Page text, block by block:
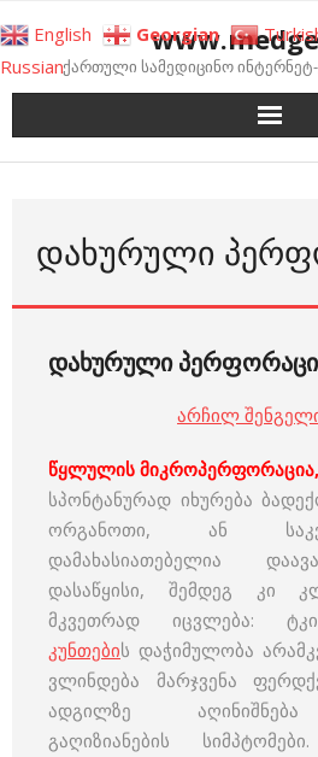
to
contentქართული სამედიცინო
ᲓᲐᲮᲣᲠᲣᲚᲘ
დახურული
არჩილ
წყლულის მიკროპერფორაცია,
სპონტანურად იხურება
ორგანოთი, ან
დამახასიათებელია
დასაწყისი, შემდეგ კი
მკვეთრად იცვლება:
კუნთების დაჭიმულობა
ვლინდება მარჯვენა
ადგილზე
გაღიზიანების
English Georgian
Russian